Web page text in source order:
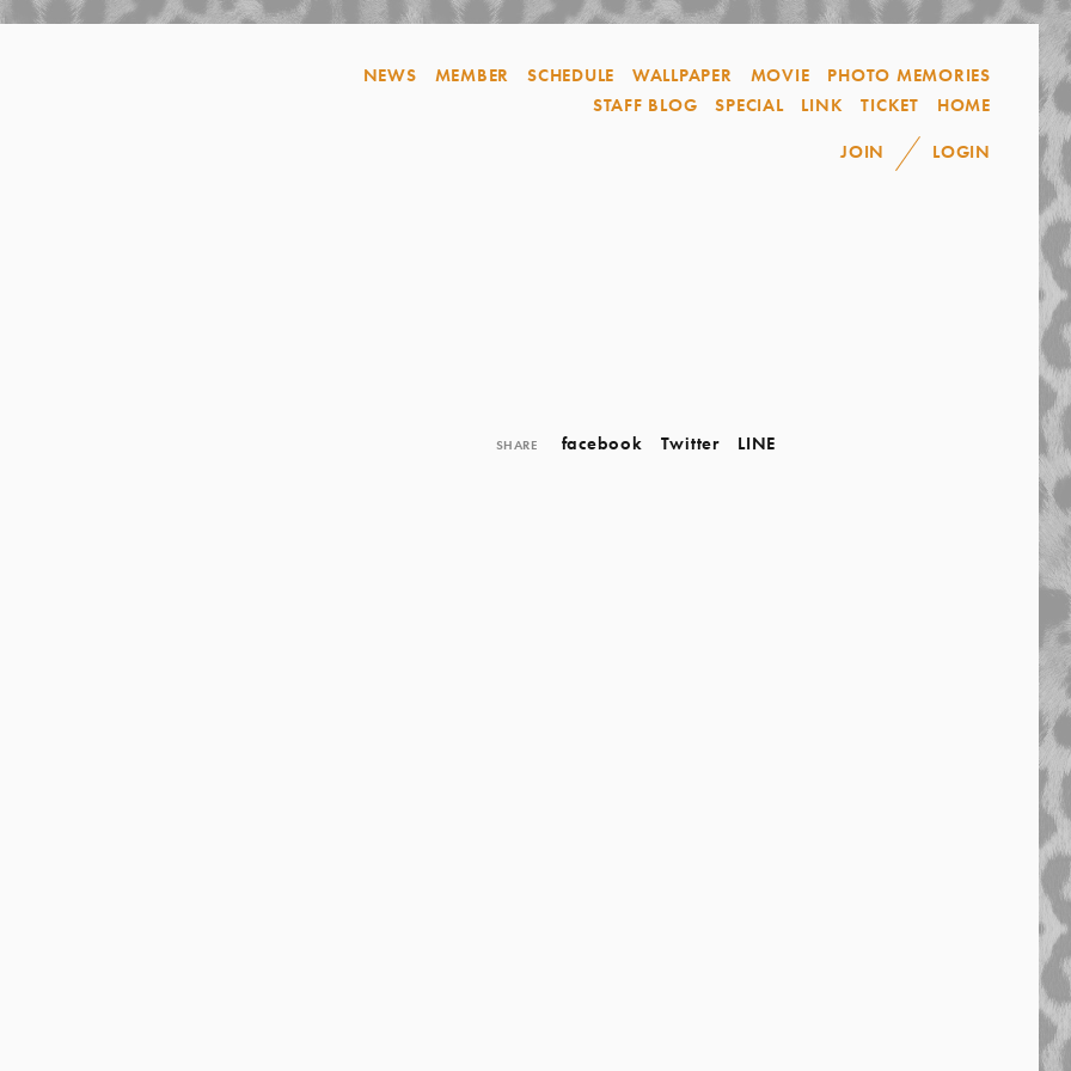
NEWS MEMBER SCHEDULE WALLPAPER MOVIE
PHOTO MEMORIES
STAFF BLOG
SPECIAL LINK TICKET
HOME
JOIN
LOGIN
SHARE facebook Twitter LINE